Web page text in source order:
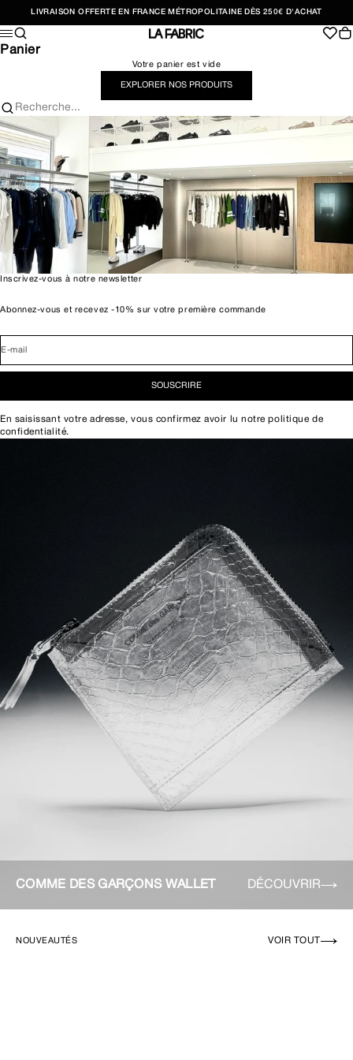
LIVRAISON OFFERTE EN FRANCE MÉTROPOLITAINE DÈS 250€ D'ACHAT
LA FABRIC SHOP
Menu
Recherche
Panier
Votre panier est vide
EXPLORER NOS PRODUITS
Recherche...
Inscrivez-vous à notre newsletter
Abonnez-vous et recevez -10% sur votre première commande
E-mail
SOUSCRIRE
En saisissant votre adresse, vous confirmez avoir lu notrepolitique de
confidentialité.
COMME DES GARÇONS WALLET DÉCOUVRIR
NOUVEAUTÉS VOIR TOUT